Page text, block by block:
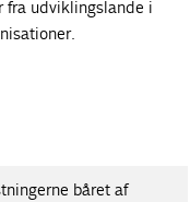
fra udviklingslande i
båret af